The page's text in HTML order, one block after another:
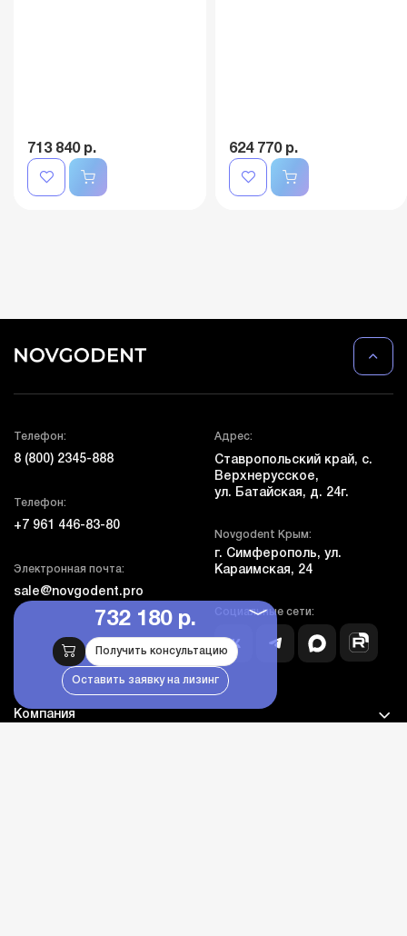
732 180 р.
Получить консультацию
Оставить заявку на лизинг
713 840 р. 624 770 р.
Телефон:
8 (800) 2345-888
Телефон:
+7 961 446-83-80
Электронная почта:
sale@novgodent.pro
Адрес:
Ставропольский край, с.
Верхнерусское,
ул. Батайская, д. 24г.
Novgodent Крым:
г. Симферополь, ул.
Караимская, 24
Социальные сети:
Компания